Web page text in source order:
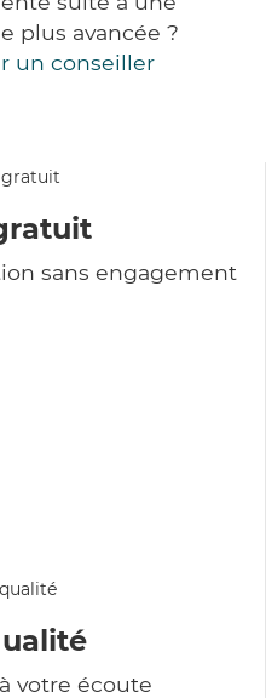
plus avancée ?
un conseiller
sans engagement
votre écoute